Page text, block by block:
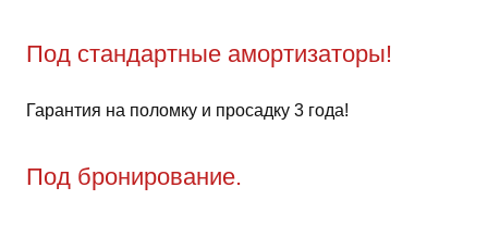
Под стандартные амортизаторы!
Гарантия на поломку и просадку 3 года!
Под бронирование.